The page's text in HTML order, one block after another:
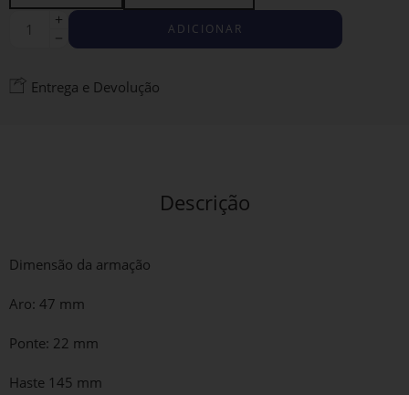
ADICIONAR
Entrega e Devolução
Descrição
Dimensão da armação
Aro: 47 mm
Ponte: 22 mm
Haste 145 mm